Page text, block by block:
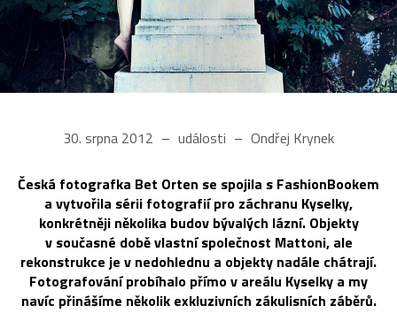
30. srpna 2012 události Ondřej Krynek
Česká fotografka Bet Orten se spojila s FashionBookem
a vytvořila sérii fotografií pro záchranu Kyselky,
konkrétněji několika budov bývalých lázní. Objekty
v současné době vlastní společnost Mattoni, ale
rekonstrukce je v nedohlednu a objekty nadále chátrají.
Fotografování probíhalo přímo v areálu Kyselky a my
navíc přinášíme několik exkluzivních zákulisních záběrů.